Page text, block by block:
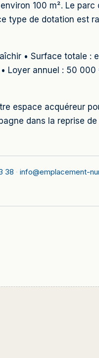
100 m². Le parc
type de dotation est
• Surface totale :
Loyer annuel : 50 000
espace acquéreur
dans la reprise de
38 · info@emplacement-